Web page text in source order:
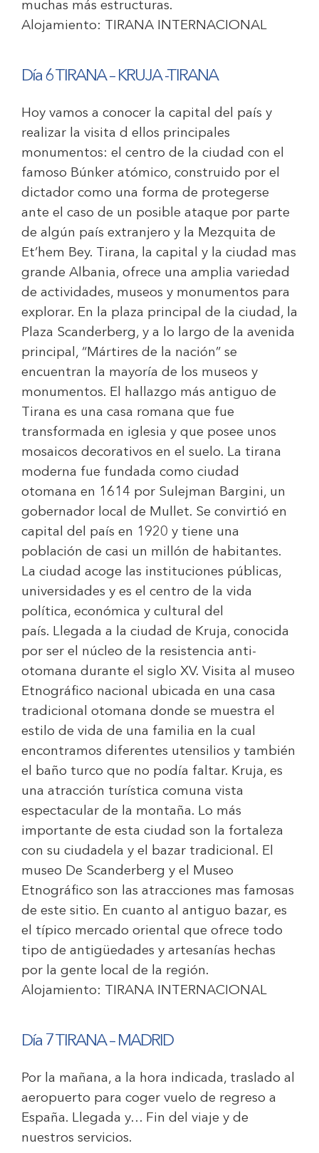
muchas más estructuras.
Alojamiento:
TIRANA INTERNACIONAL
Día 6 TIRANA – KRUJA -TIRANA
Hoy vamos a conocer la capital del país y
realizar la visita d ellos principales
monumentos: el centro de la ciudad con el
famoso Búnker atómico, construido por el
dictador como una forma de protegerse
ante el caso de un posible ataque por parte
de algún país extranjero y la Mezquita de
Et’hem Bey. Tirana, la capital y la ciudad mas
grande Albania, ofrece una amplia variedad
de actividades, museos y monumentos para
explorar. En la plaza principal de la ciudad, la
Plaza Scanderberg, y a lo largo de la avenida
principal, “Mártires de la nación” se
encuentran la mayoría de los museos y
monumentos. El hallazgo más antiguo de
Tirana es una casa romana que fue
transformada en iglesia y que posee unos
mosaicos decorativos en el suelo. La tirana
moderna fue fundada como ciudad
otomana en 1614 por Sulejman Bargini, un
gobernador local de Mullet. Se convirtió en
capital del país en 1920 y tiene una
población de casi un millón de habitantes.
La ciudad acoge las instituciones públicas,
universidades y es el centro de la vida
política, económica y cultural del
país. Llegada a la ciudad de Kruja, conocida
por ser el núcleo de la resistencia anti-
otomana durante el siglo XV. Visita al museo
Etnográfico nacional ubicada en una casa
tradicional otomana donde se muestra el
estilo de vida de una familia en la cual
encontramos diferentes utensilios y también
el baño turco que no podía faltar. Kruja, es
una atracción turística comuna vista
espectacular de la montaña. Lo más
importante de esta ciudad son la fortaleza
con su ciudadela y el bazar tradicional. El
museo De Scanderberg y el Museo
Etnográfico son las atracciones mas famosas
de este sitio. En cuanto al antiguo bazar, es
el típico mercado oriental que ofrece todo
tipo de antigüedades y artesanías hechas
por la gente local de la región.
Alojamiento:
TIRANA INTERNACIONAL
Día 7 TIRANA – MADRID
Por la mañana, a la hora indicada, traslado al
aeropuerto para coger vuelo de regreso a
España. Llegada y… Fin del viaje y de
nuestros servicios.